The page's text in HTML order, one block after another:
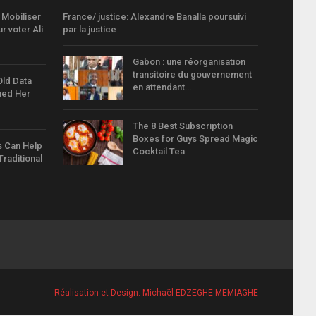
Mobiliser
voter Ali
Data
Her
Can Help
France/ justice: Alexandre Banalla poursuivi
par la justice
Gabon : une réorganisation
transitoire du gouvernement
en attendant…
The 8 Best Subscription
Boxes for Guys Spread Magic
Cocktail Tea
Réalisation et Design: Michaël EDZEGHE MEMIAGHE